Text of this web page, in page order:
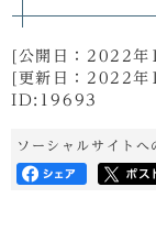
[公開日： 2022年
[更新日： 2022年
ID:19693
ソーシャルサイトへ